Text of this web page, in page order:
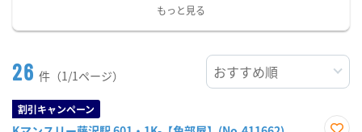
もっと見る
26 件（1/1ページ）
割引キャンペーン